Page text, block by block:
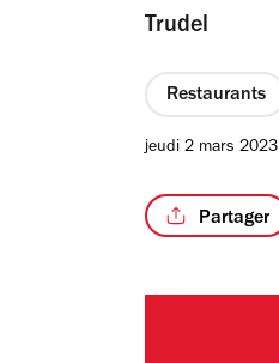
Trudel
Restaurants
jeudi 2 mars 2023
Partager